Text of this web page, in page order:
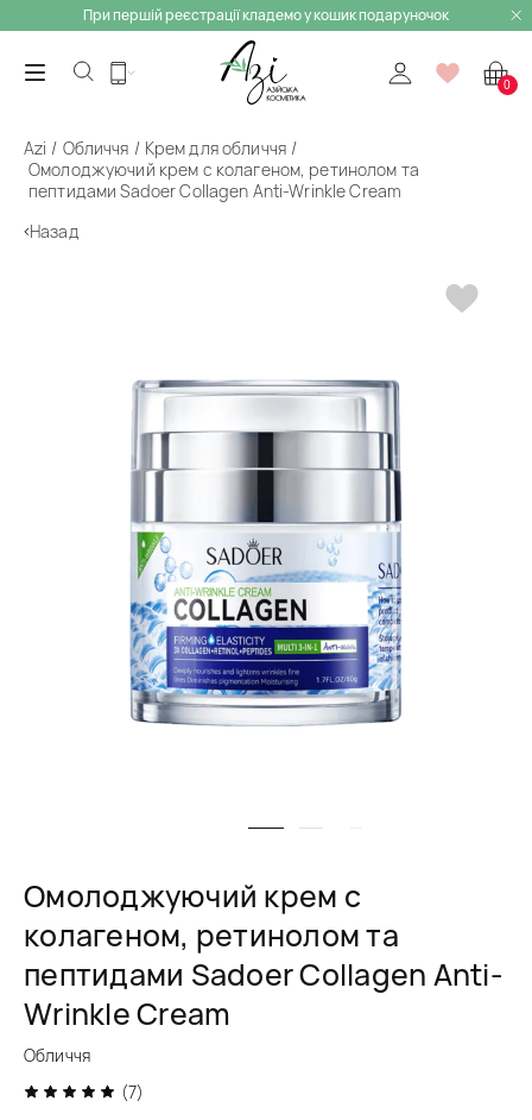
При першій реєстрації кладемо у кошик подаруночок
0
Azi Обличчя
Крем для обличчя
Омолоджуючий крем с колагеном, ретинолом та
пептидами Sadoer Collagen Anti-Wrinkle Cream
Назад
Омолоджуючий крем с
колагеном, ретинолом та
пептидами Sadoer Collagen Anti-
Wrinkle Cream
Обличчя
(7)